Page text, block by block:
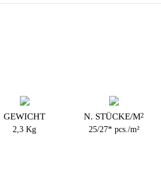
GEWICHT
2,3 Kg
N. STÜCKE/M2
25/27* pcs./m²